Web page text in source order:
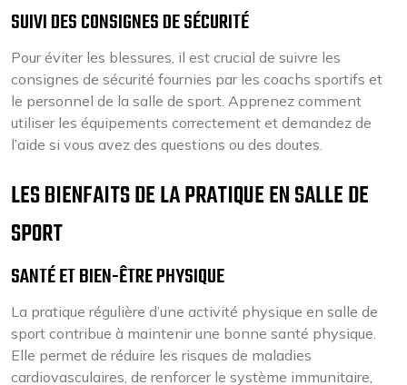
SUIVI DES CONSIGNES DE SÉCURITÉ
Pour éviter les blessures, il est crucial de suivre les
consignes de sécurité fournies par les coachs sportifs et
le personnel de la salle de sport. Apprenez comment
utiliser les équipements correctement et demandez de
l’aide si vous avez des questions ou des doutes.
LES BIENFAITS DE LA PRATIQUE EN SALLE DE
SPORT
SANTÉ ET BIEN-ÊTRE PHYSIQUE
La pratique régulière d’une activité physique en salle de
sport contribue à maintenir une bonne santé physique.
Elle permet de réduire les risques de maladies
cardiovasculaires, de renforcer le système immunitaire,